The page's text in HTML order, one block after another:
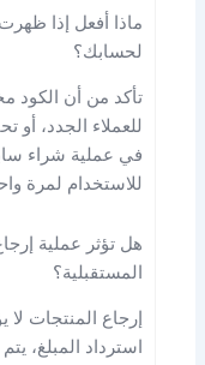
ماذا أفعل إذا
لحسابك؟
تأكد من أن
للعملاء الجدد،
في عملية شراء
للاستخدام لمرة
هل تؤثر عملية
المستقبلية؟
إرجاع المنتجات
استرداد المبلغ،